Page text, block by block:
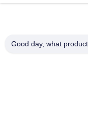
พาเล
หมวดหมู่
ผลิตภัณฑ์
Good day, what